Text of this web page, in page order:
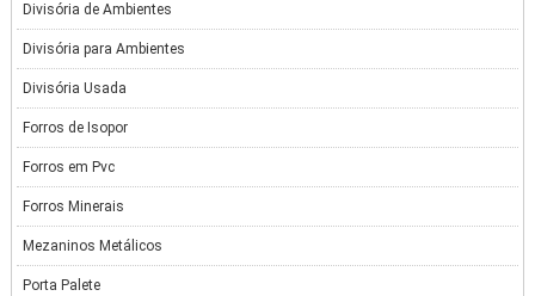
Divisória de Ambientes
Divisória para Ambientes
Divisória Usada
Forros de Isopor
Forros em Pvc
Forros Minerais
Mezaninos Metálicos
Porta Palete